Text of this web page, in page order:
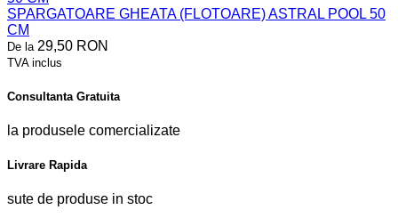
SPARGATOARE GHEATA (FLOTOARE) ASTRAL POOL 50
CM
De la 29,50 RON
TVA inclus
Consultanta Gratuita
la produsele comercializate
Livrare Rapida
sute de produse in stoc